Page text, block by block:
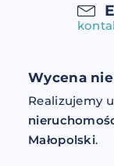
Wycena
Realizujemy
Małopolski.